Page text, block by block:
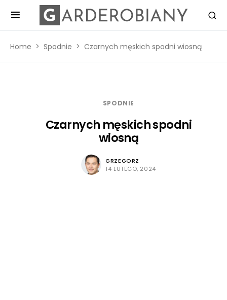
Home Spodnie Czarnych męskich spodni wiosną
SPODNIE
Czarnych męskich spodni
wiosną
GRZEGORZ
14 LUTEGO, 2024